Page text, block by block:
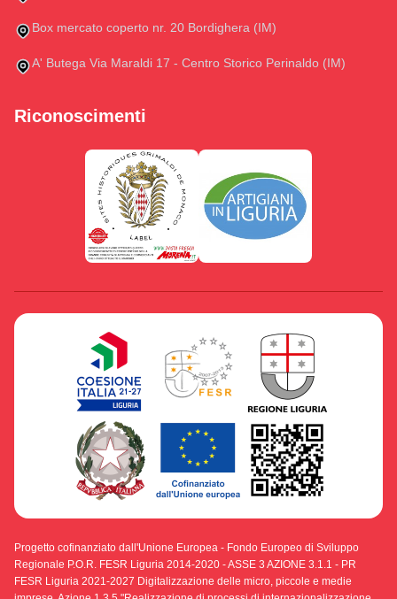
Box mercato coperto nr. 20 Bordighera (IM)
A' Butega Via Maraldi 17 - Centro Storico Perinaldo (IM)
Riconoscimenti
Progetto cofinanziato dall'Unione Europea - Fondo Europeo di Sviluppo
Regionale P.O.R. FESR Liguria 2014-2020 - ASSE 3 AZIONE 3.1.1 - PR
FESR Liguria 2021-2027 Digitalizzazione delle micro, piccole e medie